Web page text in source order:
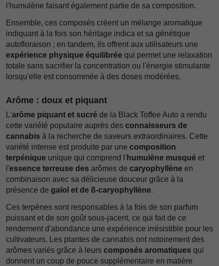
l'humulène faisant également partie de sa composition.
Ensemble, ces composés créent un mélange aromatique
indiquant à la fois son héritage indica et sa génétique
autofloraison ; en tandem, ils offrent aux utilisateurs une
expérience physique équilibrée qui permet une relaxation
totale sans sacrifier la concentration ou l'énergie stimulante
lorsqu'elle est consommée à des doses modérées.
Arôme : doux et piquant
L'arôme piquant et sucré de la Black Toffee Auto a rendu
cette variété populaire auprès des connaisseurs de
cannabis à la recherche de saveurs extraordinaires. Cette
variété intense est produite par une composition
terpénique unique qui comprend l' humulène musqué et
l'essence terreuse des arômes de caryophyllène en
combinaison avec sa délicieuse douceur grâce à la
présence de gaïol et de ß-caryophyllène.
Ces terpènes sont responsables à la fois de son parfum
puissant et de son goût sous-jacent, ce qui fait de ce
rendement d'abondance une expérience irrésistible pour les
cultivateurs. Les plantes de cannabis ont notoirement des
arômes variés grâce à leurs composés aromatiques qui
donnent un coup de pouce supplémentaire en matière